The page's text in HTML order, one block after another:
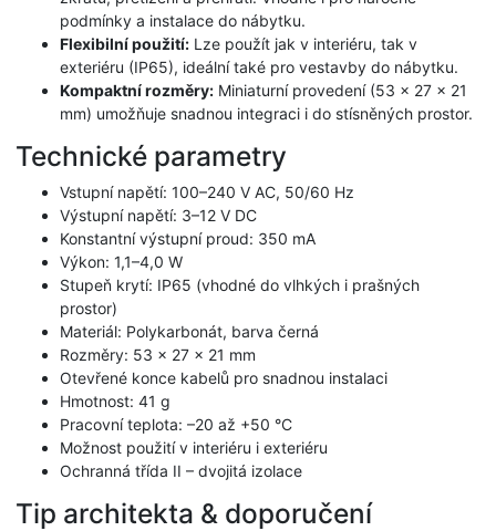
podmínky a instalace do nábytku.
Flexibilní použití: Lze použít jak v interiéru, tak v
exteriéru (IP65), ideální také pro vestavby do nábytku.
Kompaktní rozměry: Miniaturní provedení (53 × 27 × 21
mm) umožňuje snadnou integraci i do stísněných prostor.
Technické parametry
Vstupní napětí: 100–240 V AC, 50/60 Hz
Výstupní napětí: 3–12 V DC
Konstantní výstupní proud: 350 mA
Výkon: 1,1–4,0 W
Stupeň krytí: IP65 (vhodné do vlhkých i prašných
prostor)
Materiál: Polykarbonát, barva černá
Rozměry: 53 × 27 × 21 mm
Otevřené konce kabelů pro snadnou instalaci
Hmotnost: 41 g
Pracovní teplota: –20 až +50 °C
Možnost použití v interiéru i exteriéru
Ochranná třída II – dvojitá izolace
Tip architekta & doporučení